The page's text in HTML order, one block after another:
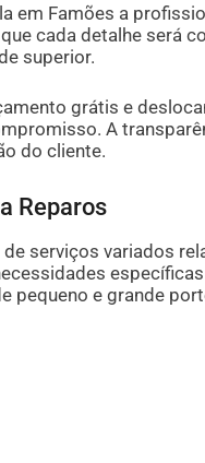
em Famões a
cada detalhe será
superior.
grátis e
A
do cliente.
Reparos
serviços variados
pequeno e grande